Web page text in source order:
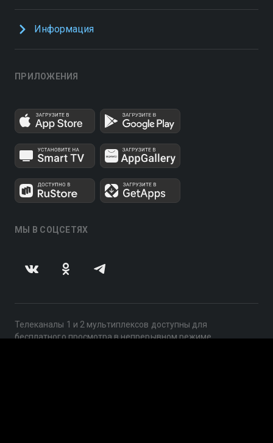
Информация
ПРИЛОЖЕНИЯ
МЫ В СОЦСЕТЯХ
Телеканалы 1 и 2 мультиплексов доступны для
бесплатного просмотра в непрерывном режиме,